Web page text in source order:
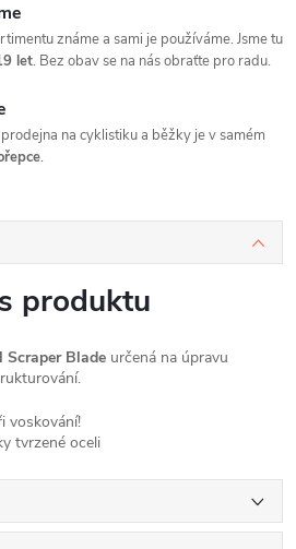
známe a sami je používáme. Jsme tu
let. Bez obav se na nás obraťte pro radu.
na cyklistiku a běžky je v samém
.
produktu
Scraper Blade určená na úpravu
voskování!
tvrzené oceli